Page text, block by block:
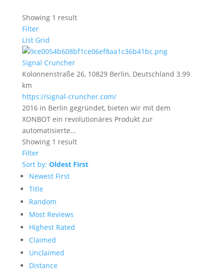
Showing 1 result
Filter
List Grid
Signal Cruncher
Kolonnenstraße 26, 10829 Berlin, Deutschland 3.99
km
https://signal-cruncher.com/
2016 in Berlin gegründet, bieten wir mit dem
XONBOT ein revolutionäres Produkt zur
automatisierte...
Showing 1 result
Filter
Sort by: Oldest First
Newest First
Title
Random
Most Reviews
Highest Rated
Claimed
Unclaimed
Distance